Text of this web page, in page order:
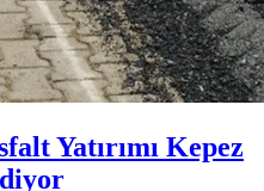
Yatırımı Kepez